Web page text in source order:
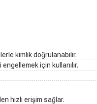
kimlik doğrulanabilir.
için kullanılır.
hızlı erişim sağlar.